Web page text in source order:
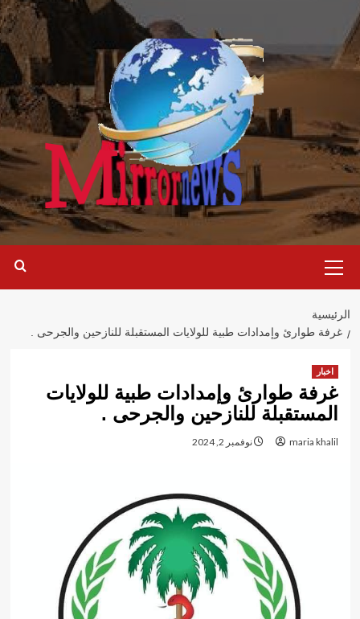
تخطي
إلى
المحتوى
الرئيسية
الرئيسية
غرفة طوارئ وإمدادات طبية للولايات المستقبلة للنازحين والجرحى .
اخبار
غرفة طوارئ وإمدادات طبية للولايات
المستقبلة للنازحين والجرحى .
maria khalil نوفمبر 2, 2024